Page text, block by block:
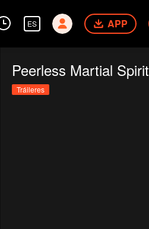
ES APP
Peerless Martial Spirit
Tráileres